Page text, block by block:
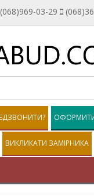
(068)969-03-29
ВИКЛИКАТИ ЗАМІРНИКА